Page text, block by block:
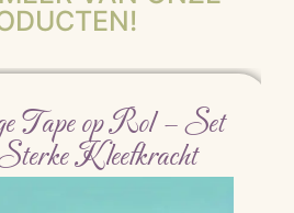
Tape op Rol – Set
Kleefkracht